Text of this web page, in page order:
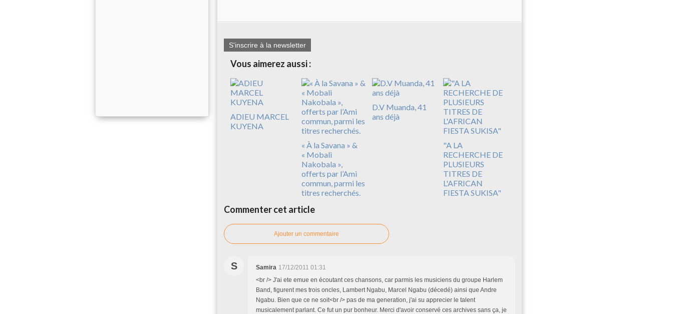
S'inscrire à la newsletter
Vous aimerez aussi :
ADIEU MARCEL
KUYENA
« À la Savana » &
« Mobali
Nakobala »,
offerts par l’Ami
commun, parmi les
titres recherchés.
D.V Muanda, 41
ans déjà
"A LA
RECHERCHE DE
PLUSIEURS
TITRES DE
L'AFRICAN
FIESTA SUKISA"
Commenter cet article
Ajouter un commentaire
S Samira 17/12/2011 01:31
<br /> J'ai ete emue en écoutant ces chansons, car parmis les musiciens du groupe Harlem
Band, figurent mes trois oncles, Lambert Ngabu, Marcel Ngabu (décedé) ainsi que Andre
Ngabu. Bien que ce ne soit<br /> pas de ma generation, j'ai su apprecier le talent
musicalement parlant. Ce fut un pur bonheur. Merci d'avoir conservé ces archives sans ça, je